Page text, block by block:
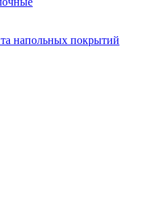
напольных покрытий